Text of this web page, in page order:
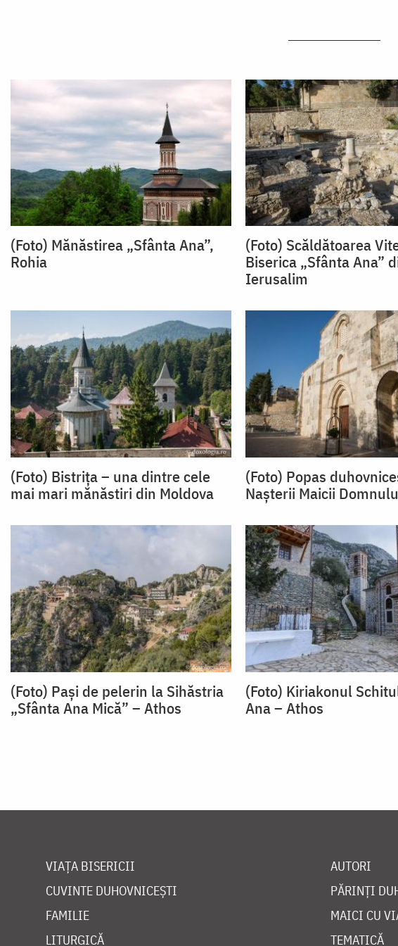
(Foto) Mănăstirea „Sfânta Ana”,
Rohia
(Foto) Scăldătoarea
Biserica „Sfânta Ana”
Ierusalim
(Foto) Bistrița – una dintre cele
mai mari mănăstiri din Moldova
(Foto) Popas
Nașterii Maicii
(Foto) Pași de pelerin la Sihăstria
„Sfânta Ana Mică” – Athos
(Foto) Kiriakonul
Ana – Athos
VIAȚA BISERICII
CUVINTE DUHOVNICEȘTI
FAMILIE
LITURGICĂ
AUTORI
PĂRINȚI
MAICI CU
TEMATICĂ